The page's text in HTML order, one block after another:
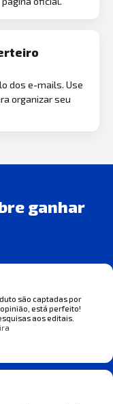
dos e-mails. Use
organizar seu
ganhar
são captadas por
está perfeito!
aos editais.